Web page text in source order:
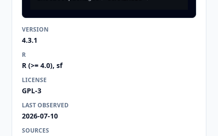
VERSION
4.3.1
R
R (>= 4.0), sf
LICENSE
GPL-3
LAST OBSERVED
2026-07-10
SOURCES